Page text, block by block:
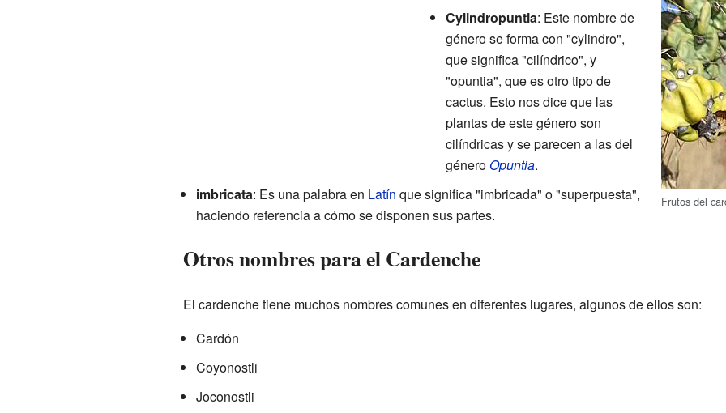
Frutos del
Cylindropuntia: Este nombre de
género se forma con "cylindro",
que significa "cilíndrico", y
"opuntia", que es otro tipo de
cactus. Esto nos dice que las
plantas de este género son
cilíndricas y se parecen a las del
géneroOpuntia.
imbricata: Es una palabra en Latín que significa "imbricada" o "superpuesta",
haciendo referencia a cómo se disponen sus partes.
Otros nombres para el Cardenche
El cardenche tiene muchos nombres comunes en diferentes lugares, algunos de ellos son:
Cardón
Coyonostli
Joconostli